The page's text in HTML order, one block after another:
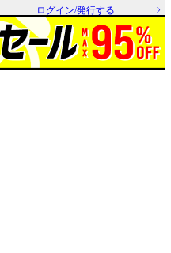
ログイン/発行する